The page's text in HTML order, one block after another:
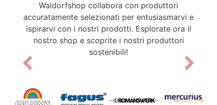
Waldorfshop collabora con produttori
accuratamente selezionati per entusiasmarvi e
ispirarvi con i nostri prodotti. Esplorate ora il
nostro shop e scoprite i nostri produttori
sostenibili!
Previous
Next